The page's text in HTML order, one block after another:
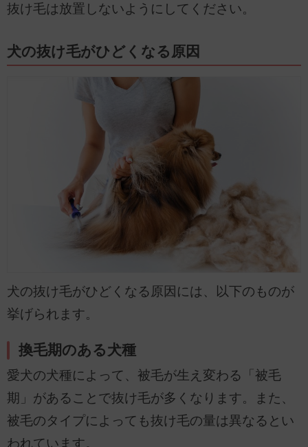
抜け毛は放置しないようにしてください。
犬の抜け毛がひどくなる原因
犬の抜け毛がひどくなる原因には、以下のものが
挙げられます。
換毛期のある犬種
愛犬の犬種によって、被毛が生え変わる「被毛
期」があることで抜け毛が多くなります。また、
被毛のタイプによっても抜け毛の量は異なるとい
われています。